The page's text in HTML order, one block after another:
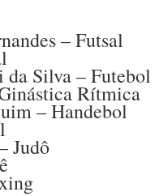
– Futsal
Silva – Futebol
Rítmica
– Handebol
Judô